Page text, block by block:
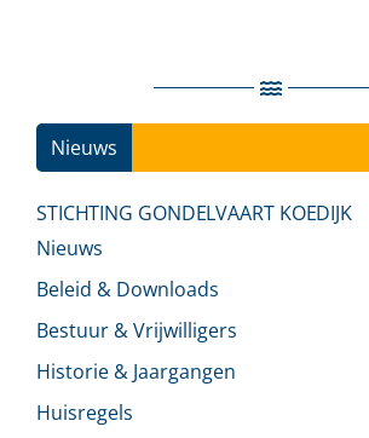
Nieuws
STICHTING GONDELVAART KOEDIJK
Nieuws
Beleid & Downloads
Bestuur & Vrijwilligers
Historie & Jaargangen
Huisregels